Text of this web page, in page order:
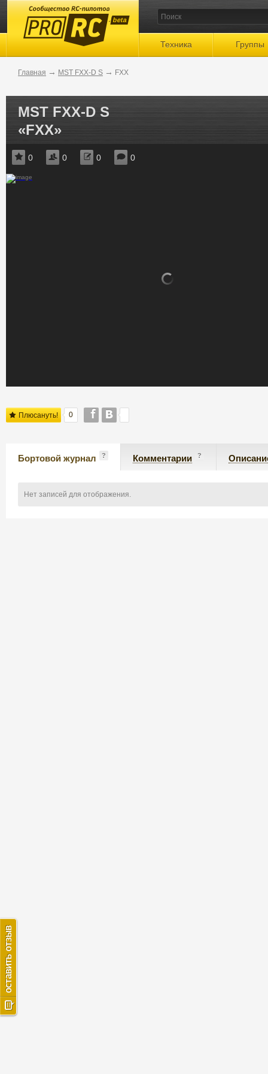
beta
Техника Группы
Главная → MST FXX-D S → FXX
MST FXX-D S
«FXX»
0 0 0 0
Плюсануть! 0
Бортовой журнал ? Комментарии ?
Нет записей для отображения.